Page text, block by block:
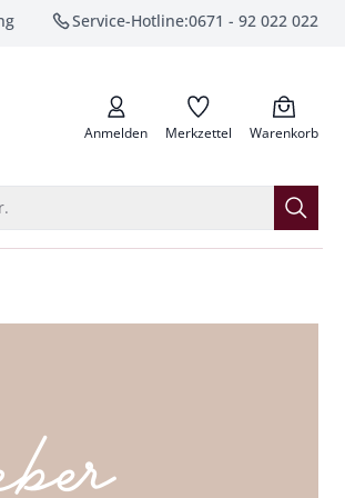
Service-Hotline:0671 - 92 022 022
anrufen
Anmelden Merkzettel Warenkorb